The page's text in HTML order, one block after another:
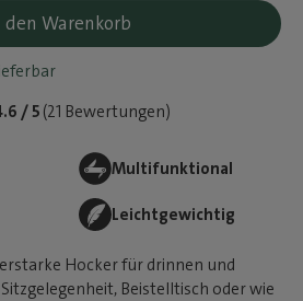
den Warenkorb
/ 5 (21 Bewertungen)
Multifunktional
Leichtgewichtig
Hocker für drinnen und
Beistelltisch oder wie